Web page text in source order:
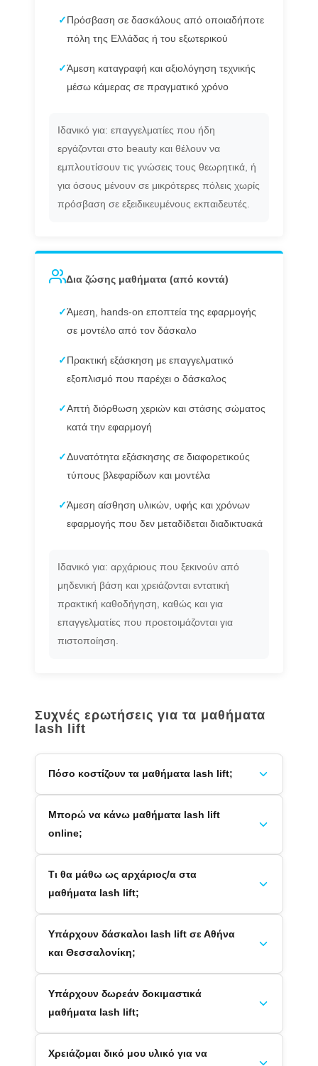
✓ Πρόσβαση σε δασκάλους από οποιαδήποτε
πόλη της Ελλάδας ή του εξωτερικού
✓Άμεση καταγραφή και αξιολόγηση τεχνικής
μέσω κάμερας σε πραγματικό χρόνο
Ιδανικό για: επαγγελματίες που ήδη
εργάζονται στο beauty και θέλουν να
εμπλουτίσουν τις γνώσεις τους θεωρητικά, ή
για όσους μένουν σε μικρότερες πόλεις χωρίς
πρόσβαση σε εξειδικευμένους εκπαιδευτές.
Δια ζώσης μαθήματα (από κοντά)
✓Άμεση, hands-on εποπτεία της εφαρμογής
σε μοντέλο από τον δάσκαλο
✓ Πρακτική εξάσκηση με επαγγελματικό
εξοπλισμό που παρέχει ο δάσκαλος
✓Απτή διόρθωση χεριών και στάσης σώματος
κατά την εφαρμογή
✓Δυνατότητα εξάσκησης σε διαφορετικούς
τύπους βλεφαρίδων και μοντέλα
✓Άμεση αίσθηση υλικών, υφής και χρόνων
εφαρμογής που δεν μεταδίδεται διαδικτυακά
Ιδανικό για: αρχάριους που ξεκινούν από
μηδενική βάση και χρειάζονται εντατική
πρακτική καθοδήγηση, καθώς και για
επαγγελματίες που προετοιμάζονται για
πιστοποίηση.
Συχνές ερωτήσεις για τα μαθήματα
lash lift
Πόσο κοστίζουν τα μαθήματα lash lift;
Μπορώ να κάνω μαθήματα lash lift
online;
Τι θα μάθω ως αρχάριος/α στα
μαθήματα lash lift;
Υπάρχουν δάσκαλοι lash lift σε Αθήνα
και Θεσσαλονίκη;
Υπάρχουν δωρεάν δοκιμαστικά
μαθήματα lash lift;
Χρειάζομαι δικό μου υλικό για να